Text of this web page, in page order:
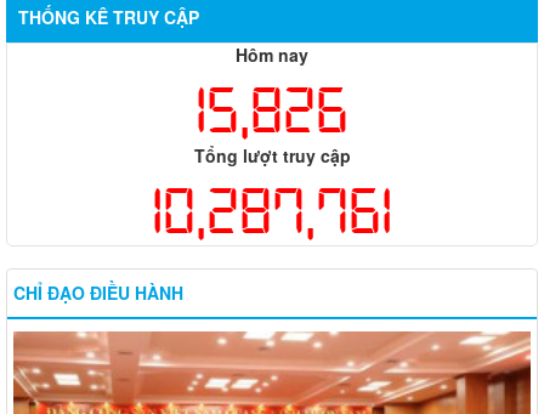
THỐNG KÊ TRUY CẬP
Hôm nay
15,826
Tổng lượt truy cập
10,287,761
CHỈ ĐẠO ĐIỀU HÀNH